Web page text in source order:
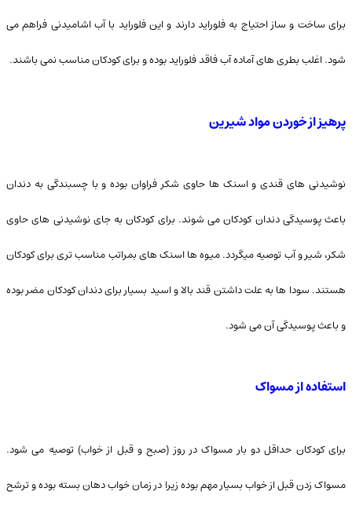
برای ساخت و ساز احتیاج به فلوراید دارند و این فلوراید با آب اشامیدنی فراهم می
شود. اغلب بطری های آماده آب فاقد فلوراید بوده و برای کودکان مناسب نمی باشند.
پرهیز از خوردن مواد شیرین
نوشیدنی های قندی و اسنک ها حاوی شکر فراوان بوده و با چسبندگی به دندان
باعث پوسیدگی دندان کودکان می شوند. برای کودکان به جای نوشیدنی های حاوی
شکر، شیر و آب توصیه میگردد. میوه ها اسنک های بمراتب مناسب تری برای کودکان
هستند. سودا ها به علت داشتن قند بالا و اسید بسیار برای دندان کودکان مضر بوده
و باعث پوسیدگی آن می شود.
استفاده از مسواک
برای کودکان حداقل دو بار مسواک در روز (صبح و قبل از خواب) توصیه می شود.
مسواک زدن قبل از خواب بسیار مهم بوده زیرا در زمان خواب دهان بسته بوده و ترشح